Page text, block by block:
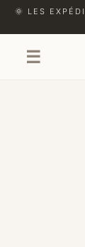
🌞 LES
☰